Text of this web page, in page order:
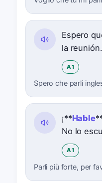
Espero
la reunión.
A1
Spero che parli
¡**Hable
No lo
A1
Parli più forte, per